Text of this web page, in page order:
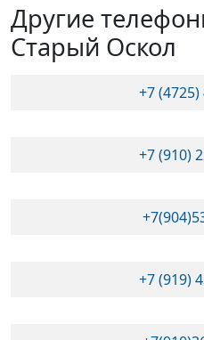
Другие
Старый Оскол
+7 (4725)
+7 (910)
+7 (919)